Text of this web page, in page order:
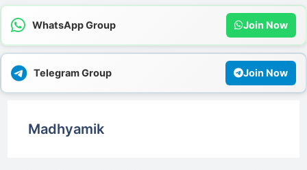
WhatsApp Group Join Now
Telegram Group Join Now
Madhyamik